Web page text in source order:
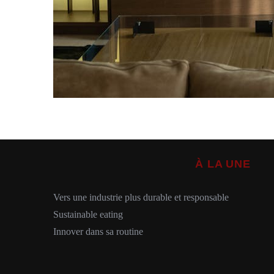
À LA UNE
Vers une industrie plus durable et responsable
Sustainable eating
Innover dans sa routine